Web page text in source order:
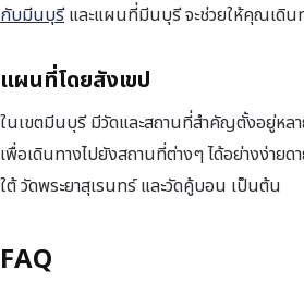
กับมีนบุรีและแผนที่มีนบุรี จะช่วยให้คุณเดินท
แผนที่โดยสังเขป
ในเขตมีนบุรี มีวัดและสถานที่สำคัญตั้งอยู่ห
เพื่อเดินทางไปยังสถานที่ต่างๆ ได้อย่างง่ายด
ใต้ วัดพระยาสุเรนทร์ และวัดคู้บอน เป็นต้น
FAQ